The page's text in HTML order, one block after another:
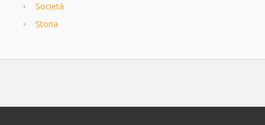
Società
Storia